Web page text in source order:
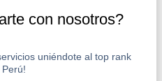
con nosotros?
uniéndote al top rank